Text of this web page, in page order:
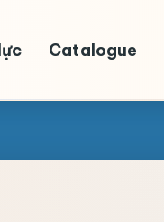
Catalogue